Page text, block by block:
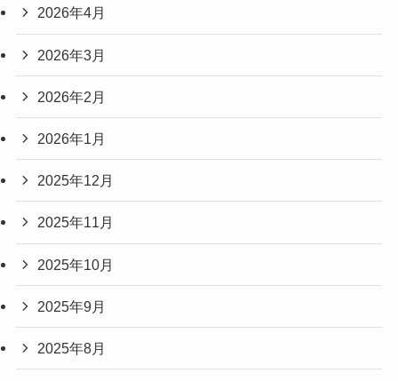
2026年4月
2026年3月
2026年2月
2026年1月
2025年12月
2025年11月
2025年10月
2025年9月
2025年8月